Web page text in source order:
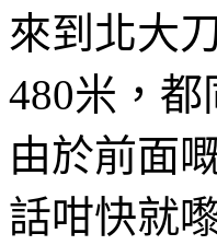
來到北大
480米，
由於前面
話咁快就